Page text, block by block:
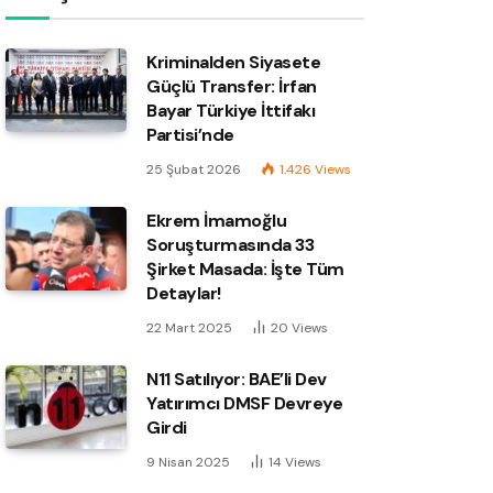
Kriminalden Siyasete
Güçlü Transfer: İrfan
Bayar Türkiye İttifakı
Partisi’nde
25 Şubat 2026 1.426 Views
Ekrem İmamoğlu
Soruşturmasında 33
Şirket Masada: İşte Tüm
Detaylar!
22 Mart 2025 20 Views
N11 Satılıyor: BAE’li Dev
Yatırımcı DMSF Devreye
Girdi
9 Nisan 2025 14 Views